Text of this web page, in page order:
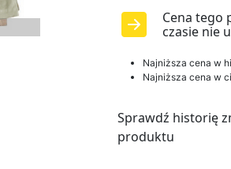
Cena tego
czasie nie
Najniższa cena w
Najniższa cena w
Sprawdź historię
produktu